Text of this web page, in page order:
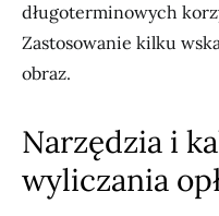
długoterminowych
Zastosowanie kilku
obraz.
Narzędzia i
wyliczania